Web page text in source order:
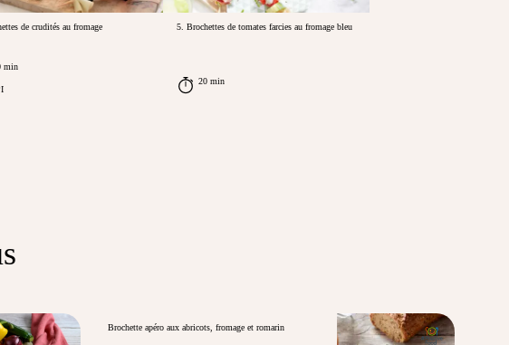
de crudités au fromage
min
5. Brochettes de tomates farcies au fromage bleu
20 min
Brochette apéro aux abricots, fromage et romarin